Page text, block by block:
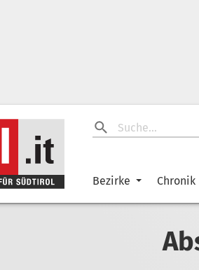
Bezirke Chronik